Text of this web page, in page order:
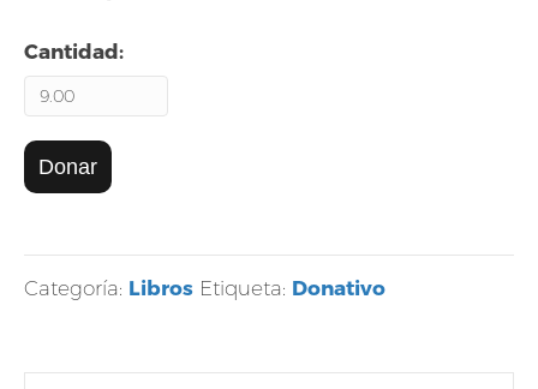
Cantidad:
Donar
para
Donar
Categoría: Libros Etiqueta: Donativo